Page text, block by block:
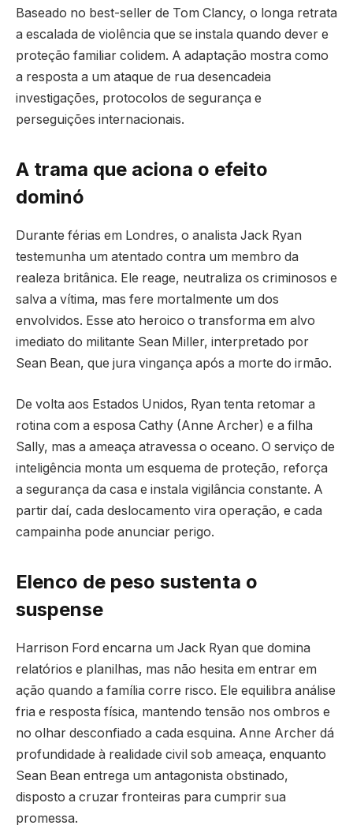
Baseado no best-seller de Tom Clancy, o longa retrata
a escalada de violência que se instala quando dever e
proteção familiar colidem. A adaptação mostra como
a resposta a um ataque de rua desencadeia
investigações, protocolos de segurança e
perseguições internacionais.
A trama que aciona o efeito
dominó
Durante férias em Londres, o analista Jack Ryan
testemunha um atentado contra um membro da
realeza britânica. Ele reage, neutraliza os criminosos e
salva a vítima, mas fere mortalmente um dos
envolvidos. Esse ato heroico o transforma em alvo
imediato do militante Sean Miller, interpretado por
Sean Bean, que jura vingança após a morte do irmão.
De volta aos Estados Unidos, Ryan tenta retomar a
rotina com a esposa Cathy (Anne Archer) e a filha
Sally, mas a ameaça atravessa o oceano. O serviço de
inteligência monta um esquema de proteção, reforça
a segurança da casa e instala vigilância constante. A
partir daí, cada deslocamento vira operação, e cada
campainha pode anunciar perigo.
Elenco de peso sustenta o
suspense
Harrison Ford encarna um Jack Ryan que domina
relatórios e planilhas, mas não hesita em entrar em
ação quando a família corre risco. Ele equilibra análise
fria e resposta física, mantendo tensão nos ombros e
no olhar desconfiado a cada esquina. Anne Archer dá
profundidade à realidade civil sob ameaça, enquanto
Sean Bean entrega um antagonista obstinado,
disposto a cruzar fronteiras para cumprir sua
promessa.